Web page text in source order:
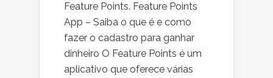
Feature Points. Feature Points
App – Saiba o que é e como
fazer o cadastro para ganhar
dinheiro O Feature Points é um
aplicativo que oferece várias